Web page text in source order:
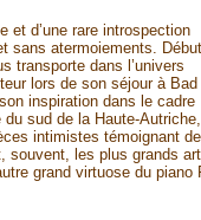
et d’une rare introspection
sans atermoiements.
transporte dans l’univers
lors de son séjour à
inspiration dans le cadre
sud de la Haute-Autriche,
intimistes témoignant de
souvent, les plus grands
grand virtuose du piano